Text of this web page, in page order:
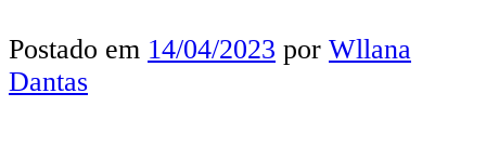
Postado em 14/04/2023 por Wllana
Dantas